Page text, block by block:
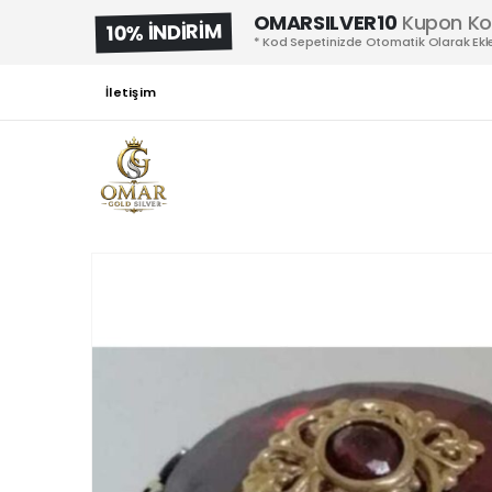
10% İNDİRİM OMARSILVER10Kupon
* Kod Sepetinizde Otomatik Olarak
İletişim